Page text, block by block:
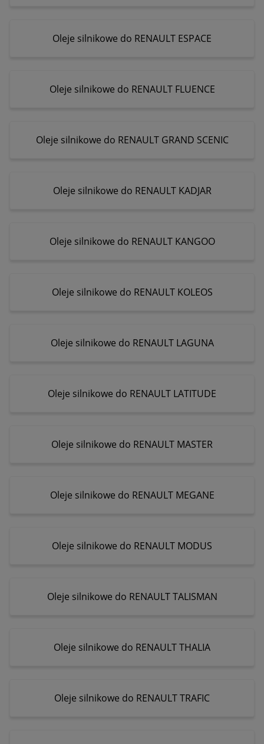
Oleje silnikowe do RENAULT ESPACE
Oleje silnikowe do RENAULT FLUENCE
Oleje silnikowe do RENAULT GRAND SCENIC
Oleje silnikowe do RENAULT KADJAR
Oleje silnikowe do RENAULT KANGOO
Oleje silnikowe do RENAULT KOLEOS
Oleje silnikowe do RENAULT LAGUNA
Oleje silnikowe do RENAULT LATITUDE
Oleje silnikowe do RENAULT MASTER
Oleje silnikowe do RENAULT MEGANE
Oleje silnikowe do RENAULT MODUS
Oleje silnikowe do RENAULT TALISMAN
Oleje silnikowe do RENAULT THALIA
Oleje silnikowe do RENAULT TRAFIC